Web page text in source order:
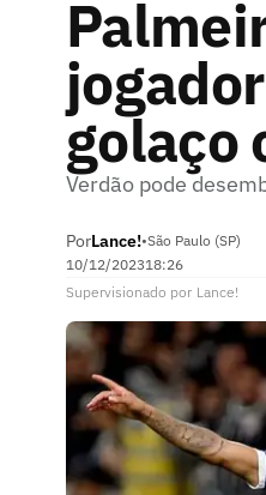
golaço
Verdão pode
PorLance!•São Paulo (SP)
10/12/202318:26
Supervisionado por Lance!